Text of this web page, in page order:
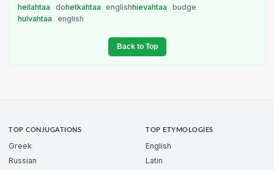
heilahtaa dohetkahtaa englishhievahtaa
budge
hulvahtaa
english
Back to Top
TOP CONJUGATIONS
Greek
Russian
TOP ETYMOLOGIES
English
Latin